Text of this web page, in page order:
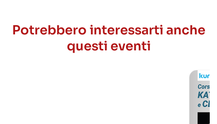
Potrebbero interessarti anche
questi eventi